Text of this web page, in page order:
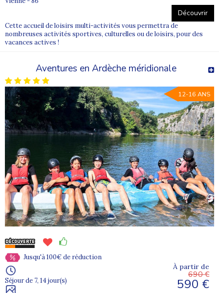
Découvrir
Cette accueil de loisirs multi-activités vous permettra de
nombreuses activités sportives, culturelles ou de loisirs, pour des
vacances actives !
Aventures en Ardèche méridionale
12-16 ANS
Jusqu'à 100€ de réduction
Séjour de 7, 14 jour(s)
À partir de
690 €
590 €